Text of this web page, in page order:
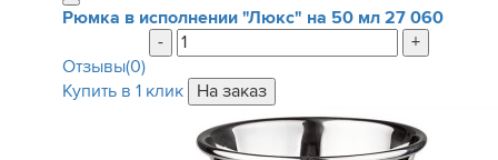
Рюмка в исполнении "Люкс" на 50 мл 27 060
-
+
Отзывы(0)
Купить в 1 клик